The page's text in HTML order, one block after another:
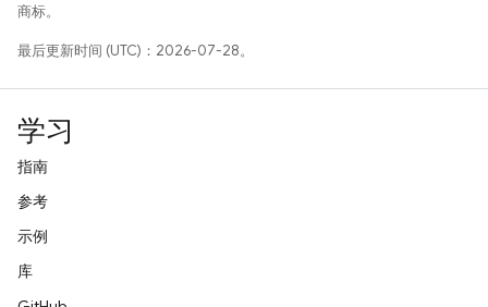
商标。
最后更新时间 (UTC)：2026-07-28。
学习
指南
参考
示例
库